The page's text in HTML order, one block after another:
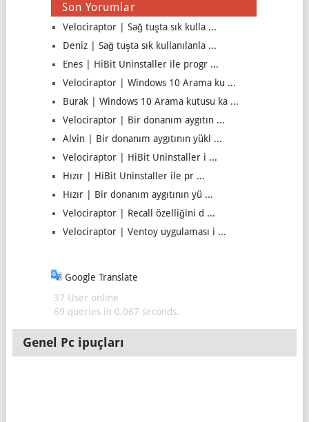
Son Yorumlar
Velociraptor | Sağ tuşta sık kulla ...
Deniz | Sağ tuşta sık kullanılanla ...
Enes | HiBit Uninstaller ile progr ...
Velociraptor | Windows 10 Arama ku ...
Burak | Windows 10 Arama kutusu ka ...
Velociraptor | Bir donanım aygıtın ...
Alvin | Bir donanım aygıtının yükl ...
Velociraptor | HiBit Uninstaller i ...
Hızır | HiBit Uninstaller ile pr ...
Hızır | Bir donanım aygıtının yü ...
Velociraptor | Recall özelliğini d ...
Velociraptor | Ventoy uygulaması i ...
Google Translate
37 User online
69 queries in 0,067 seconds.
Genel Pc ipuçları